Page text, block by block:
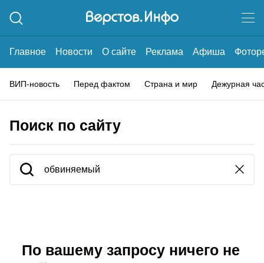
Главное Новости О сайте Реклама Афиша
ВИП-новость Перед фактом Страна и мир Дежурная
Поиск по сайту
По вашему запросу ничего не